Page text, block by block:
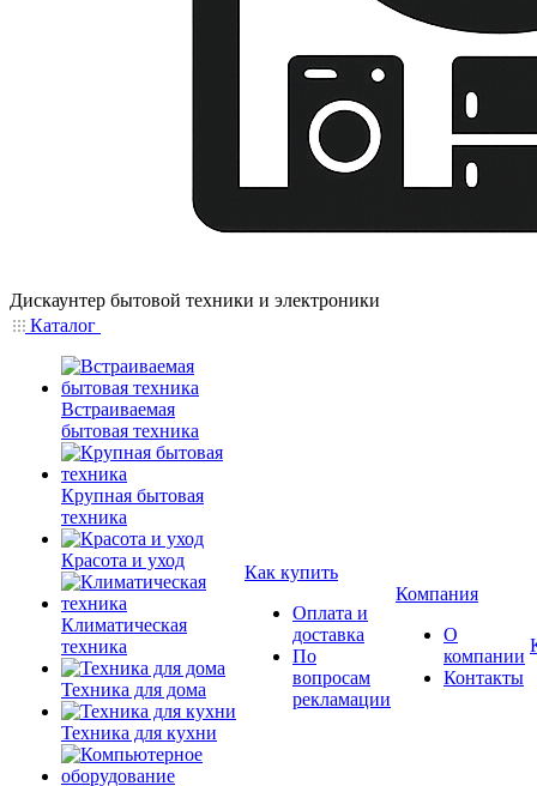
Дискаунтер бытовой техники и электроники
Каталог
Встраиваемая
бытовая техника
Крупная бытовая
техника
Красота и уход
Климатическая
техника
Техника для дома
Техника для кухни
Как купить
Оплата и
доставка
По
вопросам
рекламации
Компания
О
компании
Контакты